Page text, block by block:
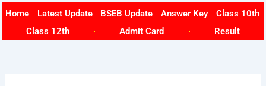
content
Home Latest Update BSEB Update Answer Key
Class 10th
Class 12th
Admit Card Result